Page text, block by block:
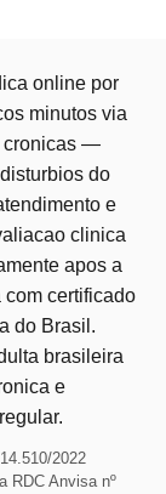
online por
minutos via
cronicas —
do
e
clinica
apos a
certificado
do Brasil.
brasileira
e
2022
RDC Anvisa nº